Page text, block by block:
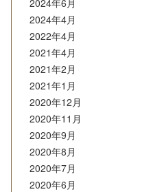
2024年4月
2022年4月
2021年4月
2021年2月
2021年1月
2020年12月
2020年11月
2020年9月
2020年8月
2020年7月
2020年6月